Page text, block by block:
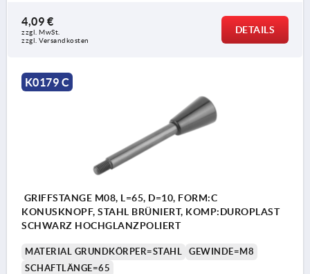
4,09 €
zzgl. MwSt.
zzgl. Versandkosten
DETAILS
K0179 C
GRIFFSTANGE M08, L=65, D=10, FORM:C
KONUSKNOPF, STAHL BRÜNIERT, KOMP:DUROPLAST
SCHWARZ HOCHGLANZPOLIERT
MATERIAL GRUNDKÖRPER=STAHL
GEWINDE=M8
SCHAFTLÄNGE=65